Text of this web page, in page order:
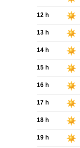
12 h
13 h
14 h
15 h
16 h
17 h
18 h
19 h